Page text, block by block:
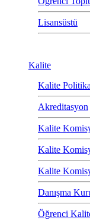
Lisansüstü
Kalite
Kalite
Akreditasyon
Kalite
Kalite
Kalite
Danışma
Öğrenci